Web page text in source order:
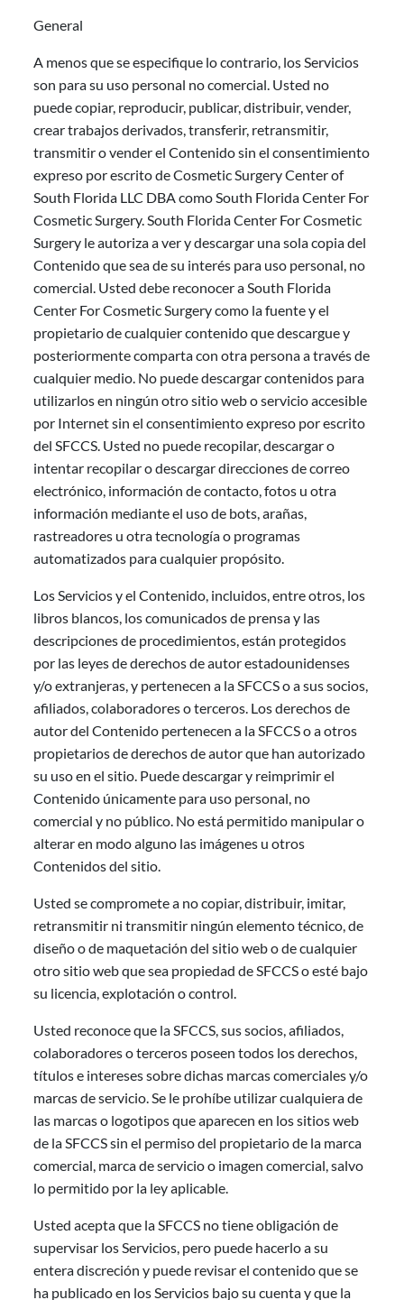
General
A menos que se especifique lo contrario, los Servicios
son para su uso personal no comercial. Usted no
puede copiar, reproducir, publicar, distribuir, vender,
crear trabajos derivados, transferir, retransmitir,
transmitir o vender el Contenido sin el consentimiento
expreso por escrito de Cosmetic Surgery Center of
South Florida LLC DBA como South Florida Center For
Cosmetic Surgery. South Florida Center For Cosmetic
Surgery le autoriza a ver y descargar una sola copia del
Contenido que sea de su interés para uso personal, no
comercial. Usted debe reconocer a South Florida
Center For Cosmetic Surgery como la fuente y el
propietario de cualquier contenido que descargue y
posteriormente comparta con otra persona a través de
cualquier medio. No puede descargar contenidos para
utilizarlos en ningún otro sitio web o servicio accesible
por Internet sin el consentimiento expreso por escrito
del SFCCS. Usted no puede recopilar, descargar o
intentar recopilar o descargar direcciones de correo
electrónico, información de contacto, fotos u otra
información mediante el uso de bots, arañas,
rastreadores u otra tecnología o programas
automatizados para cualquier propósito.
Los Servicios y el Contenido, incluidos, entre otros, los
libros blancos, los comunicados de prensa y las
descripciones de procedimientos, están protegidos
por las leyes de derechos de autor estadounidenses
y/o extranjeras, y pertenecen a la SFCCS o a sus socios,
afiliados, colaboradores o terceros. Los derechos de
autor del Contenido pertenecen a la SFCCS o a otros
propietarios de derechos de autor que han autorizado
su uso en el sitio. Puede descargar y reimprimir el
Contenido únicamente para uso personal, no
comercial y no público. No está permitido manipular o
alterar en modo alguno las imágenes u otros
Contenidos del sitio.
Usted se compromete a no copiar, distribuir, imitar,
retransmitir ni transmitir ningún elemento técnico, de
diseño o de maquetación del sitio web o de cualquier
otro sitio web que sea propiedad de SFCCS o esté bajo
su licencia, explotación o control.
Usted reconoce que la SFCCS, sus socios, afiliados,
colaboradores o terceros poseen todos los derechos,
títulos e intereses sobre dichas marcas comerciales y/o
marcas de servicio. Se le prohíbe utilizar cualquiera de
las marcas o logotipos que aparecen en los sitios web
de la SFCCS sin el permiso del propietario de la marca
comercial, marca de servicio o imagen comercial, salvo
lo permitido por la ley aplicable.
Usted acepta que la SFCCS no tiene obligación de
supervisar los Servicios, pero puede hacerlo a su
entera discreción y puede revisar el contenido que se
ha publicado en los Servicios bajo su cuenta y que la